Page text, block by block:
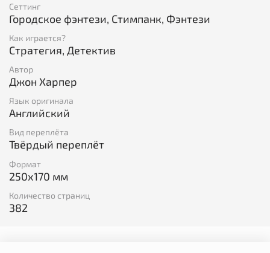
Сеттинг
Городское фэнтези, Стимпанк, Фэнтези
Как играется?
Cтратегия, Детектив
Автор
Джон Харпер
Язык оригинала
Английский
Вид переплёта
Твёрдый переплёт
Формат
250x170 мм
Количество страниц
382